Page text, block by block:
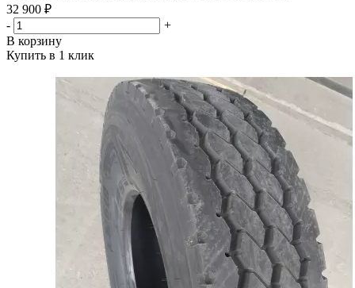
32 900 ₽
-
+
В корзину
Купить в 1 клик